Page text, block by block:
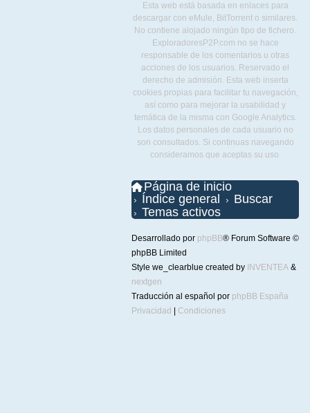
Esta web está basada en enlaces para
descargar con eMule, BitTorrent o similares.
No contiene alojado ningún tipo de fichero.
ExploradoresP2P.com no se hace
responsable de los comentarios u otras
acciones de los usuarios. Reservado el
derecho de admisión. Esta web inserta
cookies propias para facilitar tu navegación,
así como para mejorar la usabilidad y
temática de la misma con Google Analytics.
Los datos personales de cada usuario no
son consultados. Si continuas navegando
consideramos que aceptas su uso.
Página de inicio
Índice general
Buscar
Temas activos
Desarrollado por phpBB® Forum Software ©
phpBB Limited
Style we_clearblue created by INVENTEA &
nextgen
Traducción al español por phpBB España
Privacidad
Condiciones